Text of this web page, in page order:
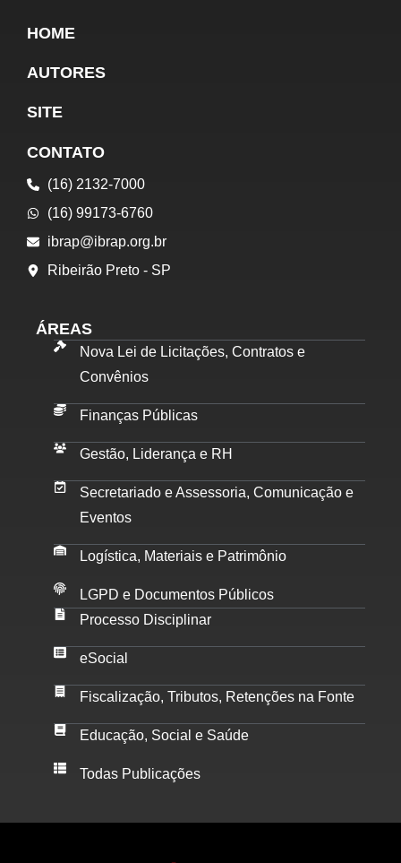
HOME
AUTORES
SITE
CONTATO
(16) 2132-7000
(16) 99173-6760
ibrap@ibrap.org.br
Ribeirão Preto - SP
ÁREAS
Nova Lei de Licitações, Contratos e
Convênios
Finanças Públicas
Gestão, Liderança e RH
Secretariado e Assessoria, Comunicação e
Eventos
Logística, Materiais e Patrimônio
LGPD e Documentos Públicos
Processo Disciplinar
eSocial
Fiscalização, Tributos, Retenções na Fonte
Educação, Social e Saúde
Todas Publicações